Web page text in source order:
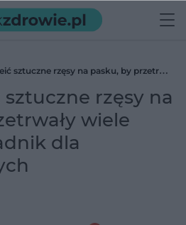
sztuczne rzęsy na pasku, by przetrwały
rzęsy na
wiele
dla